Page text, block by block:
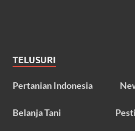
TELUSURI
Pertanian Indonesia
Belanja Tani